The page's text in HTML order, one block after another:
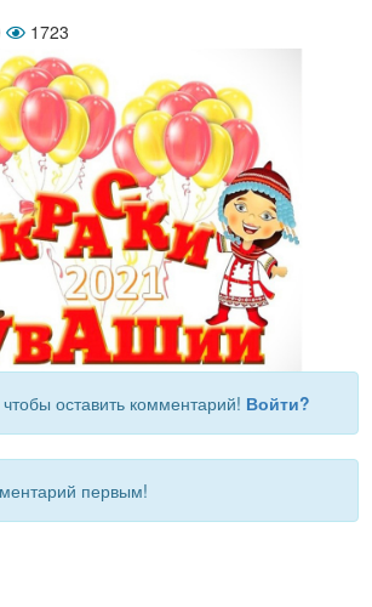
1723
чтобы оставить комментарий! Войти?
первым!